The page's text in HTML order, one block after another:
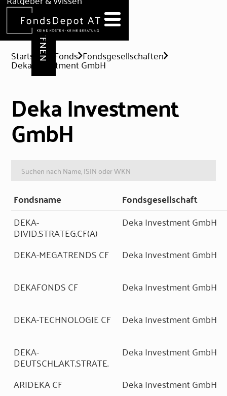
Hilfe & Formulare
DEPOT ERÖFFNEN
Startseite Fonds Fondsgesellschaften
Deka Investment GmbH
Deka Investment
GmbH
Fondsname Fondsgesellschaft
DEKA-
DIVID.STRATEG.CF(A)
Deka Investment GmbH
DEKA-MEGATRENDS CF
Deka Investment GmbH
DEKAFONDS CF
Deka Investment GmbH
DEKA-TECHNOLOGIE CF
Deka Investment GmbH
DEKA-
DEUTSCHL.AKT.STRATE.
Deka Investment GmbH
ARIDEKA CF
Deka Investment GmbH